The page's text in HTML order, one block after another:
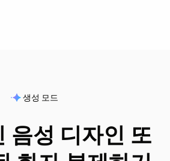
생성 모드
음성 디자인 또